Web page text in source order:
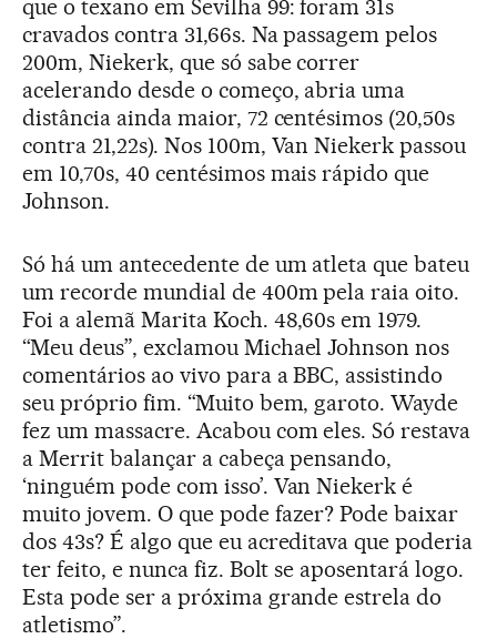
que o texano em Sevilha 99: foram 31s
cravados contra 31,66s. Na passagem pelos
200m, Niekerk, que só sabe correr
acelerando desde o começo, abria uma
distância ainda maior, 72 centésimos (20,50s
contra 21,22s). Nos 100m, Van Niekerk passou
em 10,70s, 40 centésimos mais rápido que
Johnson.
Só há um antecedente de um atleta que bateu
um recorde mundial de 400m pela raia oito.
Foi a alemã Marita Koch. 48,60s em 1979.
“Meu deus”, exclamou Michael Johnson nos
comentários ao vivo para a BBC, assistindo
seu próprio fim. “Muito bem, garoto. Wayde
fez um massacre. Acabou com eles. Só restava
a Merrit balançar a cabeça pensando,
‘ninguém pode com isso’. Van Niekerk é
muito jovem. O que pode fazer? Pode baixar
dos 43s? É algo que eu acreditava que poderia
ter feito, e nunca fiz. Bolt se aposentará logo.
Esta pode ser a próxima grande estrela do
atletismo”.